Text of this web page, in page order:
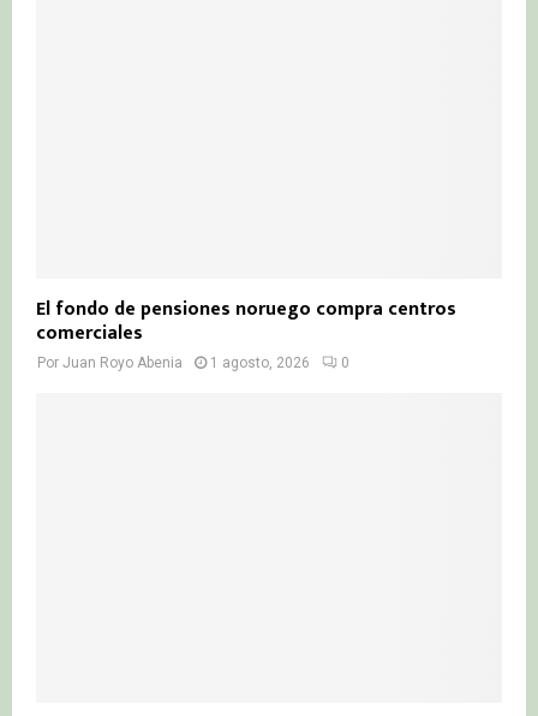
El fondo de pensiones noruego compra centros
comerciales
Por Juan Royo Abenia 1 agosto, 2026 0